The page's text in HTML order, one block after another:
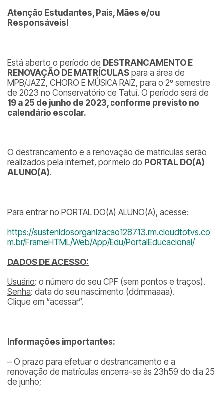
Atenção Estudantes, Pais, Mães e/ou
Responsáveis!
Está aberto o período de DESTRANCAMENTO E
RENOVAÇÃO DE MATRÍCULAS para a área de
MPB/JAZZ, CHORO E MÚSICA RAIZ, para o 2º semestre
de 2023 no Conservatório de Tatuí. O período será de
19 a 25 de junho de 2023, conforme previsto no
calendário escolar.
O destrancamento e a renovação de matrículas serão
realizados pela internet, por meio do PORTAL DO(A)
ALUNO(A).
Para entrar no PORTAL DO(A) ALUNO(A), acesse:
https://sustenidosorganizacao128713.rm.cloudtotvs.co
m.br/FrameHTML/Web/App/Edu/PortalEducacional/
DADOS DE ACESSO:
Usuário: o número do seu CPF (sem pontos e traços).
Senha: data do seu nascimento (ddmmaaaa).
Clique em “acessar”.
Informações importantes:
– O prazo para efetuar o destrancamento e a
renovação de matrículas encerra-se às 23h59 do dia 25
de junho;